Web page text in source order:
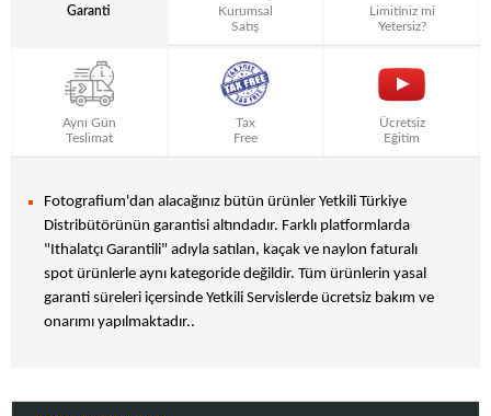
Garanti
Kurumsal
Satış
Limitiniz mi
Yetersiz?
Aynı Gün
Teslimat
Tax
Free
Ücretsiz
Eğitim
Fotografium'dan alacağınız bütün ürünler Yetkili Türkiye
Distribütörünün garantisi altındadır. Farklı platformlarda
"Ithalatçı Garantili" adıyla satılan, kaçak ve naylon faturalı
spot ürünlerle aynı kategoride değildir. Tüm ürünlerin yasal
garanti süreleri içersinde Yetkili Servislerde ücretsiz bakım ve
onarımı yapılmaktadır..